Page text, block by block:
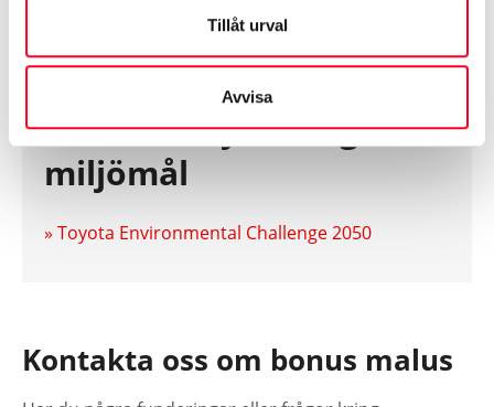
Tillåt urval
Avvisa
Mer om Toyotas egna
miljömål
» Toyota Environmental Challenge 2050
Kontakta oss om bonus malus